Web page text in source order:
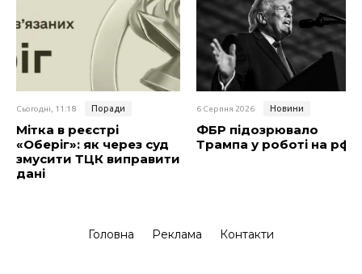
Сьогодні, 11:18 Поради
Мітка в реєстрі
«Оберіг»: як через суд
змусити ТЦК виправити
дані
6 Серпня 2026 Новини
ФБР підозрювало
Трампа у роботі на рф
Головна Реклама Контакти